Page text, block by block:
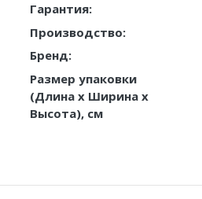
Гарантия:
Производство:
Бренд:
Размер упаковки
(Длина х Ширина х
Высота), см